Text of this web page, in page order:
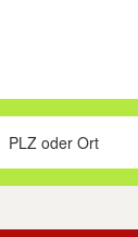
mit den
oder Ort